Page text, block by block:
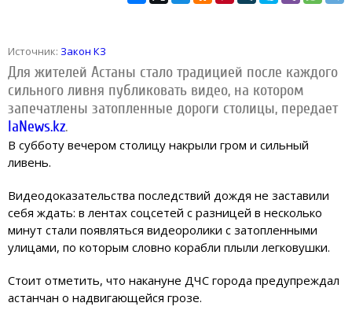
Источник: Закон КЗ
Для жителей Астаны стало традицией после каждого
сильного ливня публиковать видео, на котором
запечатлены затопленные дороги столицы, передает
IaNews.kz.
В субботу вечером столицу накрыли гром и сильный
ливень.
Видеодоказательства последствий дождя не заставили
себя ждать: в лентах соцсетей с разницей в несколько
минут стали появляться видеоролики с затопленными
улицами, по которым словно корабли плыли легковушки.
Стоит отметить, что накануне ДЧС города предупреждал
астанчан о надвигающейся грозе.